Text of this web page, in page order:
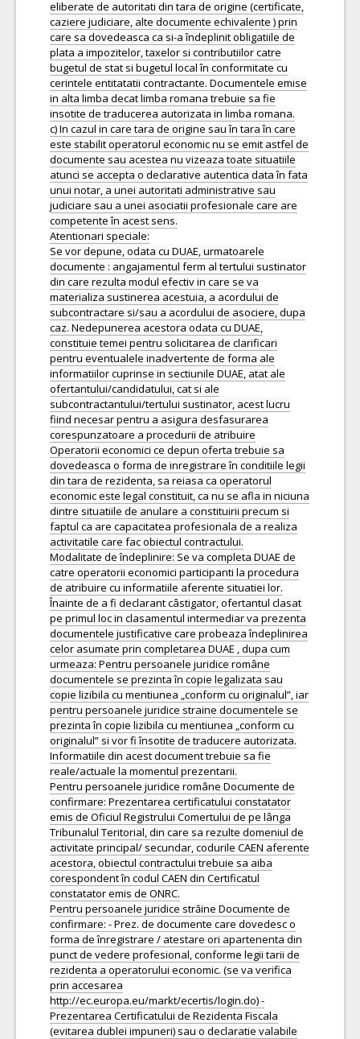
eliberate de autoritati din tara de origine (certificate,
caziere judiciare, alte documente echivalente ) prin
care sa dovedeasca ca si-a îndeplinit obligatiile de
plata a impozitelor, taxelor si contributiilor catre
bugetul de stat si bugetul local în conformitate cu
cerintele entitatatii contractante. Documentele emise
in alta limba decat limba romana trebuie sa fie
insotite de traducerea autorizata in limba romana.
c) In cazul in care tara de origine sau în tara în care
este stabilit operatorul economic nu se emit astfel de
documente sau acestea nu vizeaza toate situatiile
atunci se accepta o declarative autentica data în fata
unui notar, a unei autoritati administrative sau
judiciare sau a unei asociatii profesionale care are
competente în acest sens.
Atentionari speciale:
Se vor depune, odata cu DUAE, urmatoarele
documente : angajamentul ferm al tertului sustinator
din care rezulta modul efectiv in care se va
materializa sustinerea acestuia, a acordului de
subcontractare si/sau a acordului de asociere, dupa
caz. Nedepunerea acestora odata cu DUAE,
constituie temei pentru solicitarea de clarificari
pentru eventualele inadvertente de forma ale
informatiilor cuprinse in sectiunile DUAE, atat ale
ofertantului/candidatului, cat si ale
subcontractantului/tertului sustinator, acest lucru
fiind necesar pentru a asigura desfasurarea
corespunzatoare a procedurii de atribuire
Operatorii economici ce depun oferta trebuie sa
dovedeasca o forma de inregistrare în conditiile legii
din tara de rezidenta, sa reiasa ca operatorul
economic este legal constituit, ca nu se afla in niciuna
dintre situatiile de anulare a constituirii precum si
faptul ca are capacitatea profesionala de a realiza
activitatile care fac obiectul contractului.
Modalitate de îndeplinire: Se va completa DUAE de
catre operatorii economici participanti la procedura
de atribuire cu informatiile aferente situatiei lor.
Înainte de a fi declarant câstigator, ofertantul clasat
pe primul loc in clasamentul intermediar va prezenta
documentele justificative care probeaza îndeplinirea
celor asumate prin completarea DUAE , dupa cum
urmeaza: Pentru persoanele juridice române
documentele se prezinta în copie legalizata sau
copie lizibila cu mentiunea „conform cu originalul”, iar
pentru persoanele juridice straine documentele se
prezinta în copie lizibila cu mentiunea „conform cu
originalul” si vor fi însotite de traducere autorizata.
Informatiile din acest document trebuie sa fie
reale/actuale la momentul prezentarii.
Pentru persoanele juridice române Documente de
confirmare: Prezentarea certificatului constatator
emis de Oficiul Registrului Comertului de pe lânga
Tribunalul Teritorial, din care sa rezulte domeniul de
activitate principal/ secundar, codurile CAEN aferente
acestora, obiectul contractului trebuie sa aiba
corespondent în codul CAEN din Certificatul
constatator emis de ONRC.
Pentru persoanele juridice străine Documente de
confirmare: - Prez. de documente care dovedesc o
forma de înregistrare / atestare ori apartenenta din
punct de vedere profesional, conforme legii tarii de
rezidenta a operatorului economic. (se va verifica
prin accesarea
http://ec.europa.eu/markt/ecertis/login.do) -
Prezentarea Certificatului de Rezidenta Fiscala
(evitarea dublei impuneri) sau o declaratie valabile